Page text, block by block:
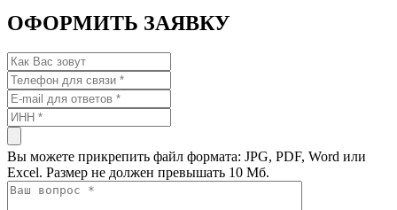
ОФОРМИТЬ ЗАЯВКУ
Вы можете прикрепить файл формата: JPG, PDF, Word или
Excel. Размер не должен превышать 10 Мб.